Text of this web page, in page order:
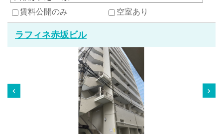
賃料公開のみ 空室あり
ラフィネ赤坂ビル